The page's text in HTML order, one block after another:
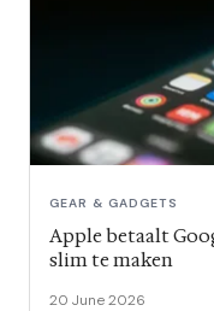
GEAR & GADGETS
Apple betaalt
slim te maken
20 June 2026